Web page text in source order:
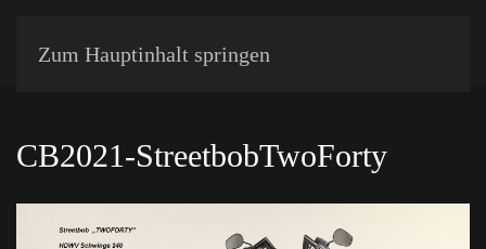
Zum Hauptinhalt springen
CB2021-StreetbobTwoForty